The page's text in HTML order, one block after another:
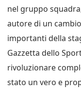
nel gruppo
autore di un
importanti della
Gazzetta dello
rivoluzionare
stato un vero e